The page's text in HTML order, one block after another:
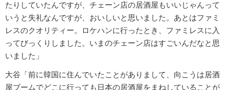
たりしていたんですが、チェーン店の居酒屋もいいじゃんって
いうと失礼なんですが、おいしいと思いました。あとはファミ
レスのクオリティー。ロケハンに行ったとき、ファミレスに入
ってびっくりしました。いまのチェーン店はすごいんだなと思
いました」
大谷「前に韓国に住んでいたことがありまして、向こうは居酒
屋ブームでどこに行っても日本の居酒屋をまねしていることが